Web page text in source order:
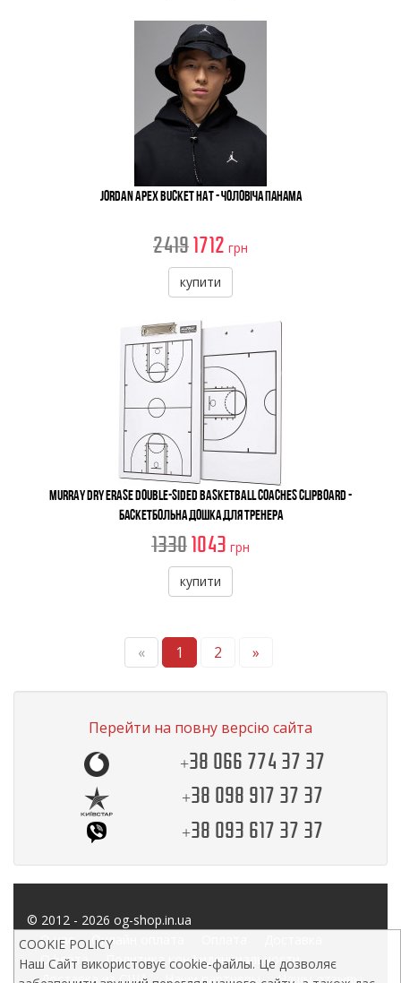
Jordan Apex Bucket Hat - Чоловіча Панама
24191712 грн
купити
Murray Dry Erase Double-Sided Basketball Coaches Clipboard -
Баскетбольна Дошка для Тренера
13301043 грн
купити
« 1 2 »
Перейти на повну версію сайта
+38 066 774 37 37
+38 098 917 37 37
+38 093 617 37 37
© 2012 - 2026 og-shop.in.ua
О нас
Онлайн оплата
Оферта
Политика конфиденциальности
Доставка из США
Наши партнеры Нашы отзывы
COOKIE POLICY
Наш Сайт використовує cookie-файлы. Це дозволяє